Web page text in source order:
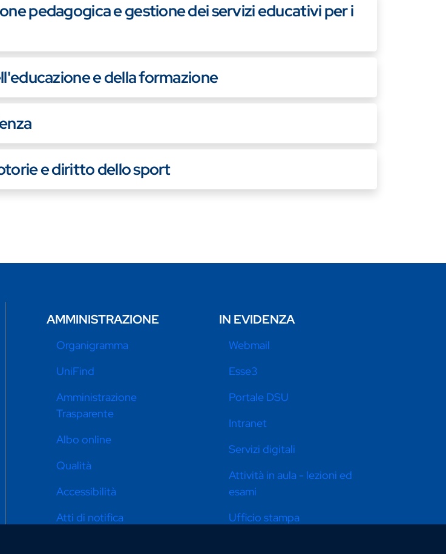
pedagogica e gestione dei servizi educativi per i
e della formazione
e diritto dello sport
AMMINISTRAZIONE
Organigramma
UniFind
Amministrazione
Trasparente
Albo online
Qualità
Accessibilità
Atti di notifica
IN EVIDENZA
Webmail
Esse3
Portale DSU
Intranet
Servizi digitali
Attività in aula - lezioni ed
esami
Ufficio stampa